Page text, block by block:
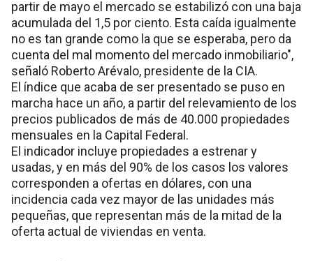
partir de mayo el mercado se estabilizó con una baja
acumulada del 1,5 por ciento. Esta caída igualmente
no es tan grande como la que se esperaba, pero da
cuenta del mal momento del mercado inmobiliario",
señaló Roberto Arévalo, presidente de la CIA.
El índice que acaba de ser presentado se puso en
marcha hace un año, a partir del relevamiento de los
precios publicados de más de 40.000 propiedades
mensuales en la Capital Federal.
El indicador incluye propiedades a estrenar y
usadas, y en más del 90% de los casos los valores
corresponden a ofertas en dólares, con una
incidencia cada vez mayor de las unidades más
pequeñas, que representan más de la mitad de la
oferta actual de viviendas en venta.